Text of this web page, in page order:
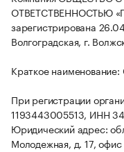
ОТВЕТСТВЕННОСТЬЮ
зарегистрирована
Волгоградская, г.
Краткое
При регистрации
1193443005513, ИНН
Юридический адрес:
Молодежная, д. 17, офис